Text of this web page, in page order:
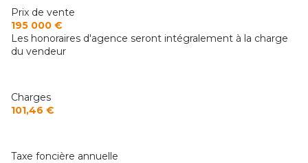
Prix de vente
195 000 €
Les honoraires d'agence seront intégralement à la charge
du vendeur
Charges
101,46 €
Taxe foncière annuelle